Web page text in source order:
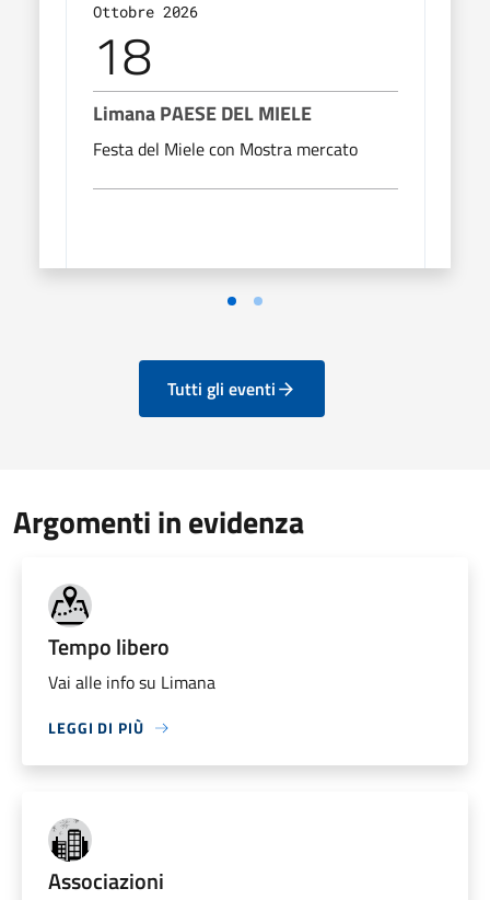
Ottobre 2026
18
Limana PAESE DEL MIELE
Festa del Miele con Mostra mercato
Tutti gli eventi
Argomenti in evidenza
Tempo libero
Vai alle info su Limana
LEGGI DI PIÙ
Associazioni